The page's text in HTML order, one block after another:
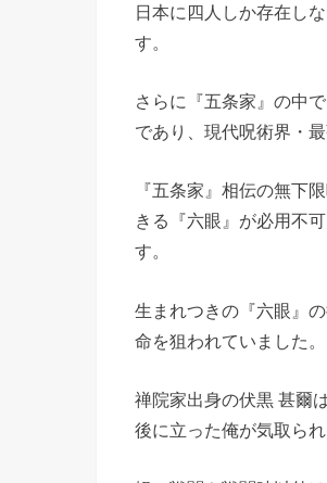
日本に四人しか存在し
す。
さらに『五条家』の中
であり、現代呪術界・最
『五条家』相伝の無下
きる『六眼』が必用不
す。
生まれつきの『六眼』
命を狙われていました。
禅院家出身の伏黒 甚爾
後に立った俺が気取ら